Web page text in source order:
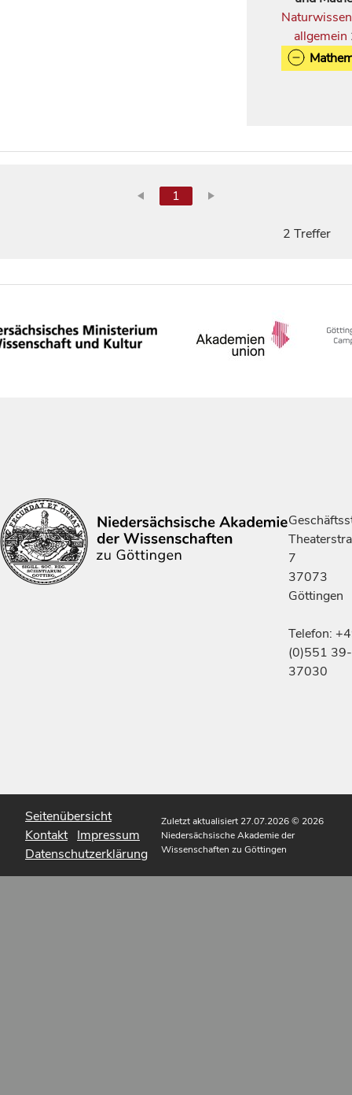
allgemein
1
2 Treffer
7
37073
Göttingen
Telefon:
(0)551 39-
37030
Seitenübersicht
Kontakt Impressum
Datenschutzerklärung
Zuletzt aktualisiert 27.07.2026© 2026
Niedersächsische Akademie der
Wissenschaften zu Göttingen